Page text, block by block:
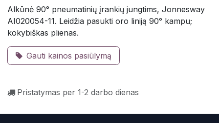
Alkūnė 90° pneumatinių įrankių jungtims, Jonnesway
AI020054-11. Leidžia pasukti oro liniją 90° kampu;
kokybiškas plienas.
Gauti kainos pasiūlymą
Pristatymas per 1-2 darbo dienas